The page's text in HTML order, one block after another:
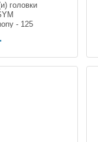
головки
- 125